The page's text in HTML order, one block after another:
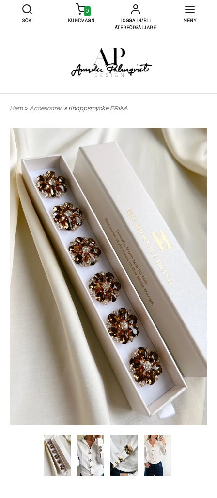
SÖK
0
KUNDVAGN
LOGGA IN/BLI
ÅTERFÖRSÄLJARE
MENY
Hem» Accesoarer » Knappsmycke ERIKA